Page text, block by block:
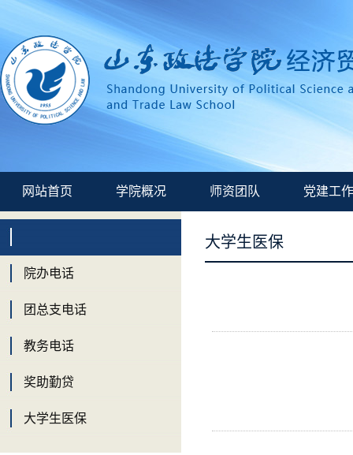
网站首页 学院概况 师资团队 党建工作
院办电话
团总支电话
教务电话
奖助勤贷
大学生医保
大学生医保